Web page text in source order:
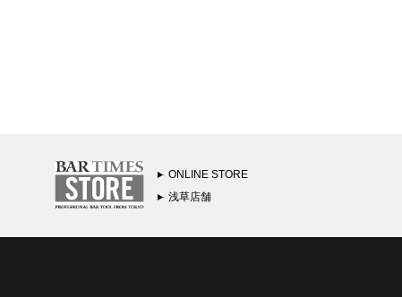
ONLINE STORE
浅草店舗